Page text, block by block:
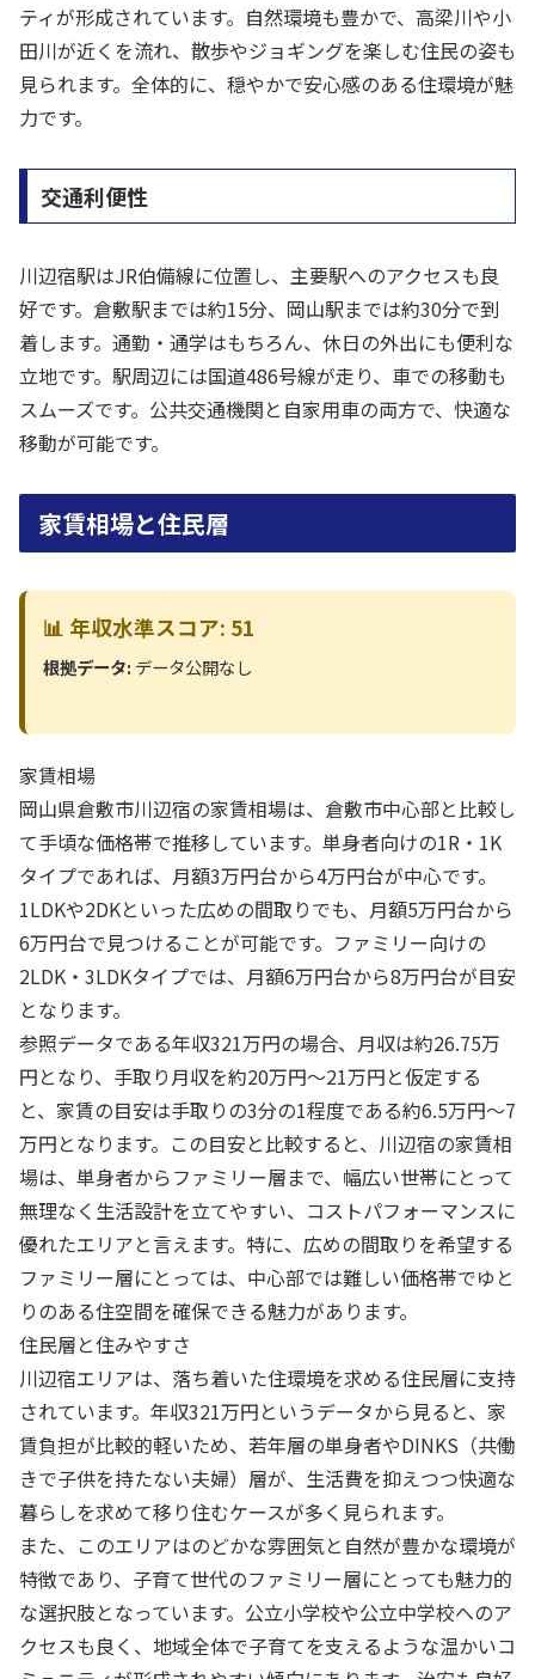
ティが形成されています。自然環境も豊かで、高梁川や小
田川が近くを流れ、散歩やジョギングを楽しむ住民の姿も
見られます。全体的に、穏やかで安心感のある住環境が魅
力です。
交通利便性
川辺宿駅はJR伯備線に位置し、主要駅へのアクセスも良
好です。倉敷駅までは約15分、岡山駅までは約30分で到
着します。通勤・通学はもちろん、休日の外出にも便利な
立地です。駅周辺には国道486号線が走り、車での移動も
スムーズです。公共交通機関と自家用車の両方で、快適な
移動が可能です。
家賃相場と住民層
📊 年収水準スコア: 51
根拠データ:データ公開なし
家賃相場
岡山県倉敷市川辺宿の家賃相場は、倉敷市中心部と比較し
て手頃な価格帯で推移しています。単身者向けの1R・1K
タイプであれば、月額3万円台から4万円台が中心です。
1LDKや2DKといった広めの間取りでも、月額5万円台から
6万円台で見つけることが可能です。ファミリー向けの
2LDK・3LDKタイプでは、月額6万円台から8万円台が目安
となります。
参照データである年収321万円の場合、月収は約26.75万
円となり、手取り月収を約20万円〜21万円と仮定する
と、家賃の目安は手取りの3分の1程度である約6.5万円〜7
万円となります。この目安と比較すると、川辺宿の家賃相
場は、単身者からファミリー層まで、幅広い世帯にとって
無理なく生活設計を立てやすい、コストパフォーマンスに
優れたエリアと言えます。特に、広めの間取りを希望する
ファミリー層にとっては、中心部では難しい価格帯でゆと
りのある住空間を確保できる魅力があります。
住民層と住みやすさ
川辺宿エリアは、落ち着いた住環境を求める住民層に支持
されています。年収321万円というデータから見ると、家
賃負担が比較的軽いため、若年層の単身者やDINKS（共働
きで子供を持たない夫婦）層が、生活費を抑えつつ快適な
暮らしを求めて移り住むケースが多く見られます。
また、このエリアはのどかな雰囲気と自然が豊かな環境が
特徴であり、子育て世代のファミリー層にとっても魅力的
な選択肢となっています。公立小学校や公立中学校へのア
クセスも良く、地域全体で子育てを支えるような温かいコ